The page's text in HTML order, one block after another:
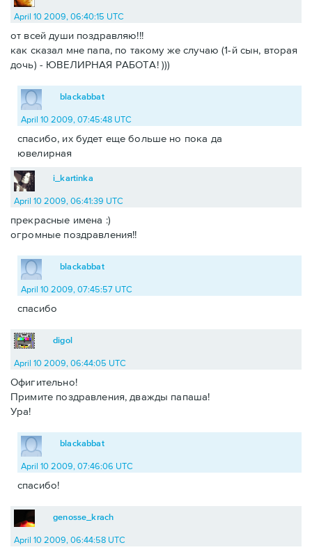
April 10 2009, 06:40:15 UTC
от всей души поздравляю!!!
как сказал мне папа, по такому же случаю (1-й сын, вторая
дочь) - ЮВЕЛИРНАЯ РАБОТА! )))
blackabbat
April 10 2009, 07:45:48 UTC
спасибо, их будет еще больше но пока да
ювелирная
i_kartinka
April 10 2009, 06:41:39 UTC
прекрасные имена :)
огромные поздравления!!
blackabbat
April 10 2009, 07:45:57 UTC
спасибо
digol
April 10 2009, 06:44:05 UTC
Офигительно!
Примите поздравления, дважды папаша!
Ура!
blackabbat
April 10 2009, 07:46:06 UTC
спасибо!
genosse_krach
April 10 2009, 06:44:58 UTC